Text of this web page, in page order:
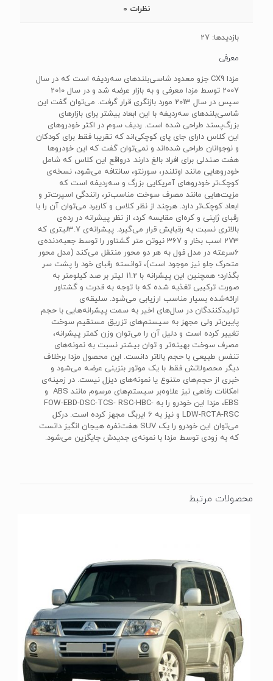
نظرات 0
بازدیدها: 27
معرفی
مزدا CX9 جزو معدود شاسی‌بلندهای سه‌ردیفه است که در سال
2007 توسط مزدا معرفی و به بازار عرضه شد و در سال 2010
سپس در سال 2013 مورد بازنگری قرار گرفت. می‌توان گفت این
شاسی‌بلندهای سه‌ردیفه با این ابعاد بیشتر برای بازارهای
بزرگ‌پسند طراحی شده است. ردیف سوم در اکثر خودروهای
این کلاس دارای جای پای کوچکی‌اند که تقریبا فقط برای کودکان
و نوجوانان طراحی شده‌اند و نمی‌توان گفت که این خودروها
هفت صندلی برای افراد بالغ دارند. درواقع این کلاس که شامل
خودروهایی مانند اوتلندر، سورنتو، سانتافه می‌شود، نسخه‌ی
کوچک‌تر خودروهای آمریکایی بزرگ و سه‌ردیفه است که
مزیت‌هایی مانند مصرف سوخت مناسب‌تر، رانندگی اسپرت‌تر و
ابعاد کوچک‌تر دارد. هرچند از نظر کلاس و کاربرد می‌توان آن را با
رقبای ژاپنی و کره‌ای‌ مقایسه کرد، از نظر پیشرانه در رده‌ی
بالاتری نسبت به رقبایش قرار می‌گیرد. پیشرانه‌ی 3.7لیتری که
273 اسب بخار و 367 نیوتن متر گشتاور را توسط جعبه‌دنده‌ی
6سرعته در مدل فول به هر دو محور منتقل می‌کند (مدل محور
متحرک جلو نیز موجود است)، توانسته رقبای خود را پشت سر
بگذارد؛ همچنین این پیشرانه با 11.2 لیتر بر صد کیلومتر به
صورت ترکیبی تغذیه شده که با توجه به قدرت و گشتاور
ارائه‌شده بسیار مناسب ارزیابی می‌شود. سلیقه‌ی
تولیدکنندگان در سال‌های اخیر به سمت پیشرانه‌هایی با حجم
پایین‌تر ولی مجهز به سیستم‌های تزریق مستقیم سوخت
تغییر کرده است و دلیل آن را می‌توان وزن کمتر پیشرانه،
مصرف سوخت بهینه‌تر و توان بیشتر نسبت به نمونه‌های
تنفس طبیعی با حجم بالاتر دانست. این محصول مزدا برخلاف
دیگر محصولاتش فقط با یک موتور بنزینی عرضه می‌شود و
خبری از حجم‌های متنوع یا نمونه‌های دیزل نیست. در زمینه‌ی
امکانات رفاهی نیز علاوه‌بر سیستم‌های مرسوم مانند ABS و
EBS، مزدا این خودرو را به FOW-EBD-DSC-TCS- RSC-HBC-
LDW-RCTA-RSC و نیز به 6 ایربگ مجهز کرده است. درکل
می‌توان این خودرو را یک SUV هفت‌نفره هیجان انگیز دانست
که به زودی توسط مزدا با نمونه‌ی جدیدش جایگزین می‌شود.
محصولات مرتبط